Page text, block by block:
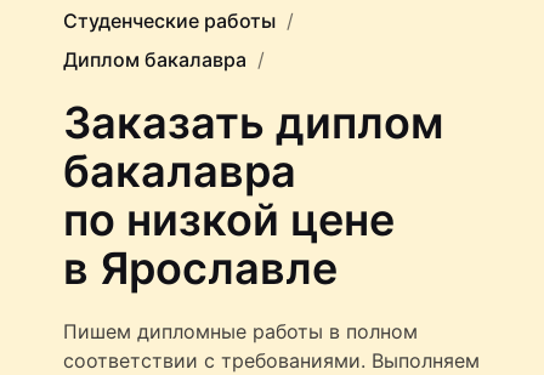
Студенческие работы
Диплом бакалавра
Заказать диплом
бакалавра
по низкой цене
в Ярославле
Пишем дипломные работы в полном
соответствии с требованиями. Выполняем